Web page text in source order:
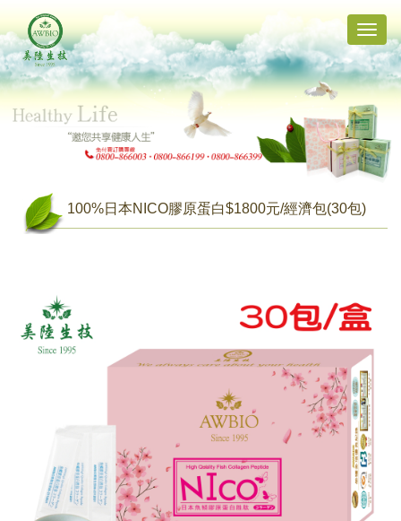
Toggle
100%日本NICO膠原蛋白$1800元/經濟包(30包)